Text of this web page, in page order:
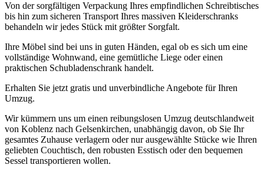
Von der sorgfältigen Verpackung Ihres empfindlichen Schreibtisches
bis hin zum sicheren Transport Ihres massiven Kleiderschranks
behandeln wir jedes Stück mit größter Sorgfalt.
Ihre Möbel sind bei uns in guten Händen, egal ob es sich um eine
vollständige Wohnwand, eine gemütliche Liege oder einen
praktischen Schubladenschrank handelt.
Erhalten Sie jetzt gratis und unverbindliche Angebote für Ihren
Umzug.
Wir kümmern uns um einen reibungslosen Umzug deutschlandweit
von Koblenz nach Gelsenkirchen, unabhängig davon, ob Sie Ihr
gesamtes Zuhause verlagern oder nur ausgewählte Stücke wie Ihren
geliebten Couchtisch, den robusten Esstisch oder den bequemen
Sessel transportieren wollen.